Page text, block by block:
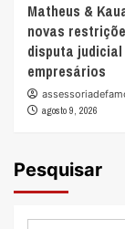
Matheus &
novas
disputa judicial
empresários
agosto 9, 2026
Pesquisar